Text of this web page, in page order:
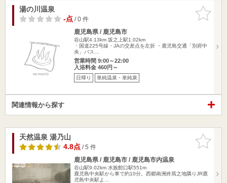
お気に入
りに追加
湯の川温泉
-点/ 0 件
鹿児島県 / 鹿児島市
谷山駅4.13km 坂之上駅1.02km
・国道225号線・JAの交差点を左折 ・鹿児島交通「別府中
央」バス…
営業時間 9:00～22:00
入浴料金 460円～
日帰り 単純温泉・単純泉
関連情報から探す
お気に入
りに追加
天然温泉 湯乃山
4.8点/ 5 件
鹿児島県 / 鹿児島市 / 鹿児島市内温泉
谷山駅9.02km 水族館口駅551m
鹿児島中央駅から車で約10分。西郷南洲終焉之地隣りJR鹿
児島中央駅よ…